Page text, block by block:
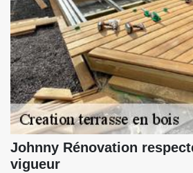
Johnny Rénovation
vigueur